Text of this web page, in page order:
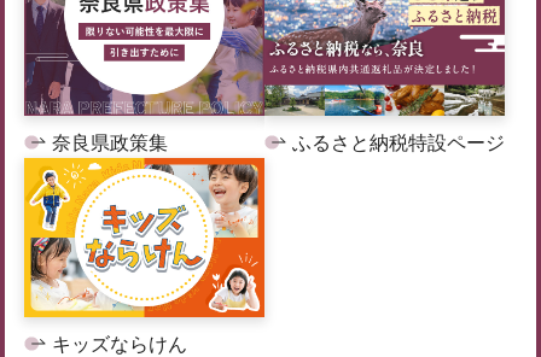
奈良県政策集 ふるさと納税特設ページ
キッズならけん